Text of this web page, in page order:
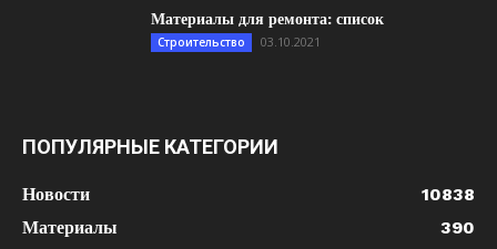
Материалы для ремонта: список
Строительство 03.10.2021
ПОПУЛЯРНЫЕ КАТЕГОРИИ
Новости
10838
Материалы
390